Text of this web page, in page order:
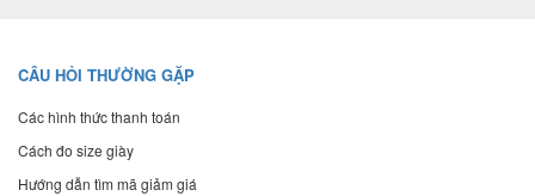
CÂU HỎI THƯỜNG GẶP
Các hình thức thanh toán
Cách đo size giày
Hướng dẫn tìm mã giảm giá